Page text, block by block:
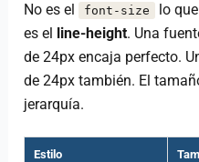
No es el font-size
lo
es el
line-height. Una
de 24px encaja perfecto.
de 24px también. El
jerarquía.
Estilo